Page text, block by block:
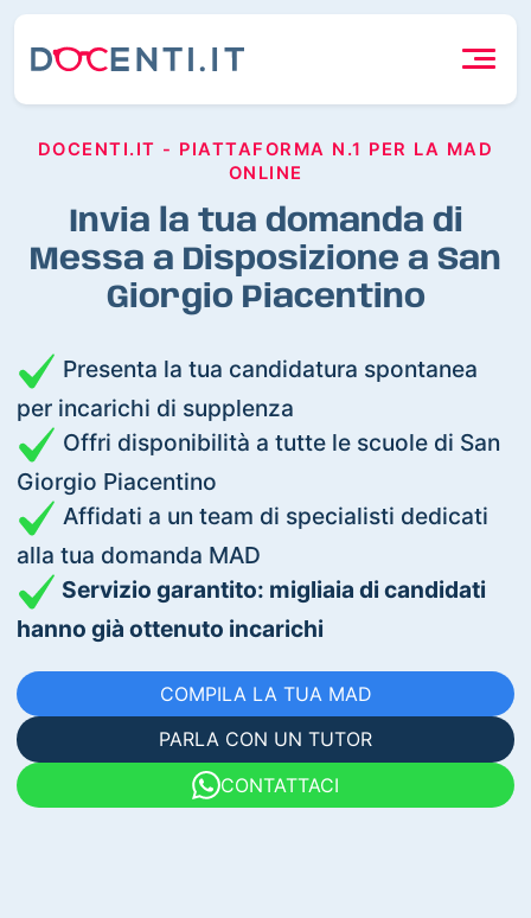
DOCENTI.IT - PIATTAFORMA N.1 PER LA MAD
ONLINE
Invia la tua domanda di
Messa a Disposizione a San
Giorgio Piacentino
Presenta la tua candidatura spontanea
per incarichi di supplenza
Offri disponibilità a tutte le scuole di San
Giorgio Piacentino
Affidati a un team di specialisti dedicati
alla tua domanda MAD
Servizio garantito: migliaia di candidati
hanno già ottenuto incarichi
COMPILA LA TUA MAD
PARLA CON UN TUTOR
CONTATTACI